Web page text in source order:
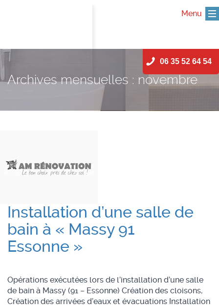
Skip
content
Menu
Archives mensuelles : novembre
06 35 52 64 54
Installation d’une salle de
bain à « Massy 91
Essonne »
Opérations exécutées lors de l’installation d’une salle
de bain à Massy (91 – Essonne) Création des cloisons,
Création des arrivées d’eaux et évacuations Installation